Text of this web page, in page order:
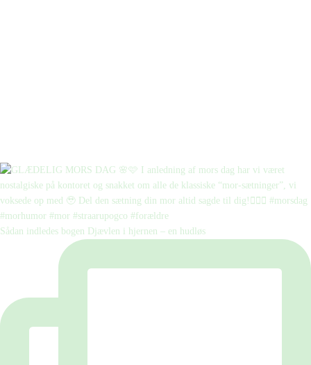
Sådan indledes bogen Djævlen i hjernen – en hudløs